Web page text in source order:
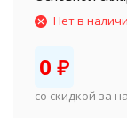
Нет в
0 ₽
со скидкой за